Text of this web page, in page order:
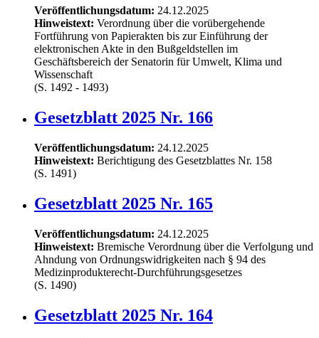
Veröffentlichungsdatum: 24.12.2025
Hinweistext: Verordnung über die vorübergehende
Fortführung von Papierakten bis zur Einführung der
elektronischen Akte in den Bußgeldstellen im
Geschäftsbereich der Senatorin für Umwelt, Klima und
Wissenschaft
(S. 1492 - 1493)
Gesetzblatt 2025 Nr. 166
Veröffentlichungsdatum: 24.12.2025
Hinweistext: Berichtigung des Gesetzblattes Nr. 158
(S. 1491)
Gesetzblatt 2025 Nr. 165
Veröffentlichungsdatum: 24.12.2025
Hinweistext: Bremische Verordnung über die Verfolgung und
Ahndung von Ordnungswidrigkeiten nach § 94 des
Medizinprodukterecht-Durchführungsgesetzes
(S. 1490)
Gesetzblatt 2025 Nr. 164